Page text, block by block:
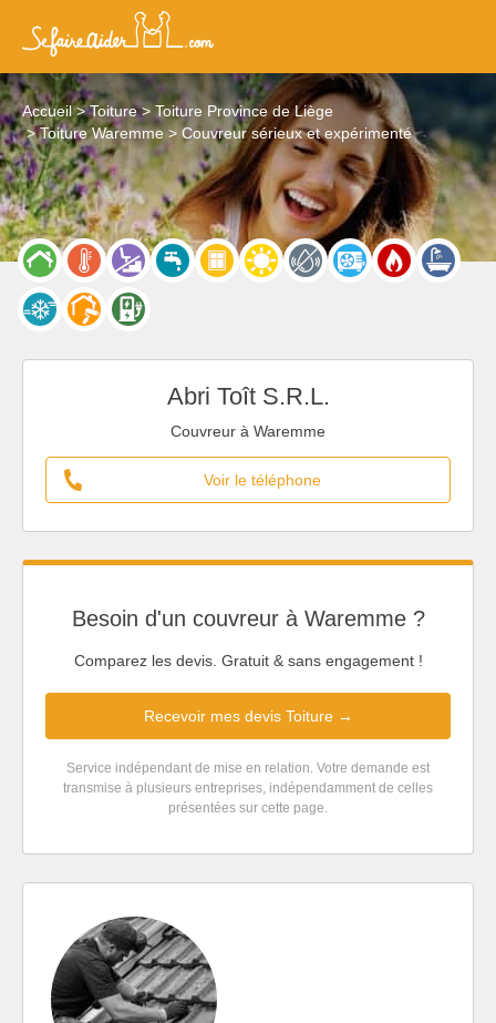
Accueil Toiture
Toiture Province de Liège
Toiture Waremme
Couvreur sérieux et expérimenté
Abri Toît S.R.L.
Couvreur à Waremme
Voir le téléphone
Besoin d'un couvreur à Waremme ?
Comparez les devis. Gratuit & sans engagement !
Recevoir mes devis Toiture →
Service indépendant de mise en relation. Votre demande est
transmise à plusieurs entreprises, indépendamment de celles
présentées sur cette page.